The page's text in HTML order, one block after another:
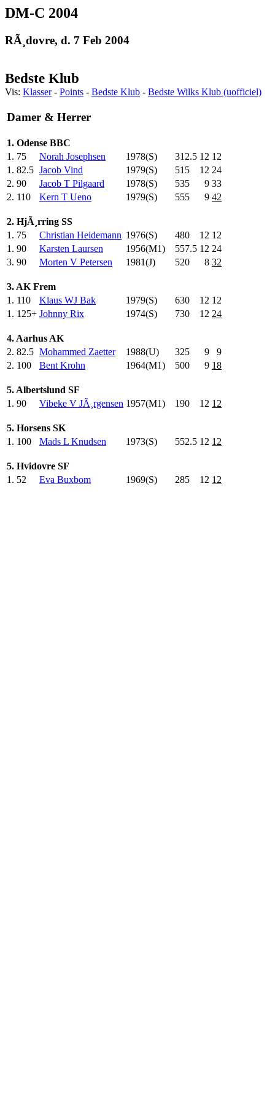
DM-C 2004
RÃ¸dovre, d. 7 Feb 2004
Bedste Klub
Vis: Klasser- Points - Bedste Klub - Bedste Wilks Klub (uofficiel)
Damer & Herrer
1. Odense BBC
1. 75 Norah Josephsen 1978(S) 312.5 12 12
1. 82.5 Jacob Vind 1979(S) 515 12 24
2. 90 Jacob T Pilgaard 1978(S) 535 9 33
2. 110 Kern T Ueno 1979(S) 555 9 42
2. HjÃ¸rring SS
1. 75 Christian Heidemann 1976(S) 480 12 12
1. 90 Karsten Laursen 1956(M1) 557.5 12 24
3. 90 Morten V Petersen 1981(J) 520 8 32
3. AK Frem
1. 110 Klaus WJ Bak 1979(S) 630 12 12
1. 125+ Johnny Rix 1974(S) 730 12 24
4. Aarhus AK
2. 82.5 Mohammed Zaetter 1988(U) 325 9
9
2. 100 Bent Krohn 1964(M1) 500 9 18
5. Albertslund SF
1. 90 Vibeke V JÃ¸rgensen 1957(M1) 190 12 12
5. Horsens SK
1. 100 Mads L Knudsen 1973(S) 552.5 12 12
5. Hvidovre SF
1. 52 Eva Buxbom 1969(S) 285 12 12